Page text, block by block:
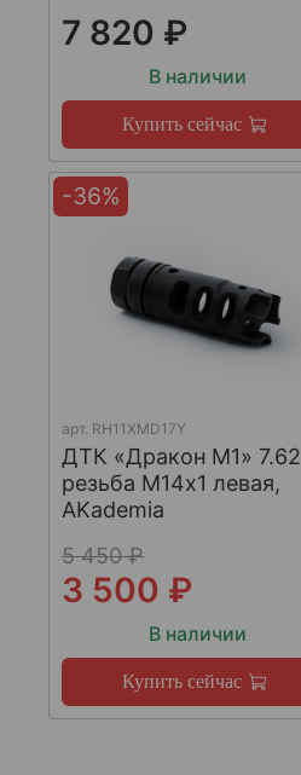
7 820 ₽
В наличии
Купить сейчас
-36%
арт. RH11XMD17Y
ДТК «Дракон М1» 7.62
резьба М14х1 левая,
AKademia
5 450 ₽
3 500 ₽
В наличии
Купить сейчас